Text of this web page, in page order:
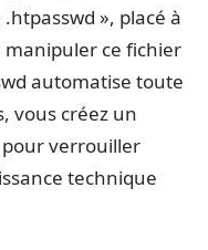
», placé à
manipuler ce fichier
automatise toute
vous créez un
verrouiller
technique